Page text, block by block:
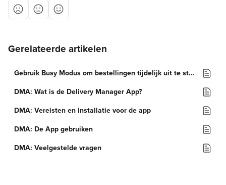
Gerelateerde artikelen
Gebruik Busy Modus om bestellingen tijdelijk uit te stellen of een locatie te sluiten
DMA: Wat is de Delivery Manager App?
DMA: Vereisten en installatie voor de app
DMA: De App gebruiken
DMA: Veelgestelde vragen